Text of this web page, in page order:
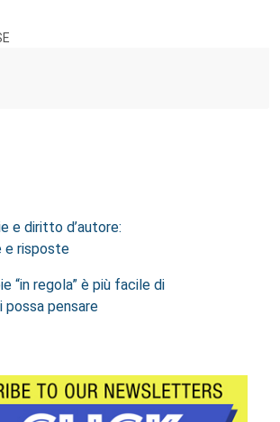
e diritto d’autore:
e risposte
“in regola” è più facile di
possa pensare